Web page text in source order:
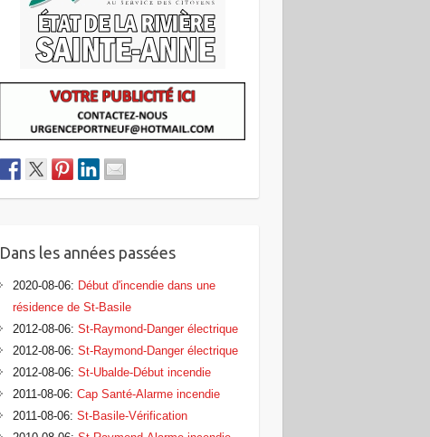
Dans les années passées
2020-08-06: Début d'incendie dans une
résidence de St-Basile
2012-08-06: St-Raymond-Danger électrique
2012-08-06: St-Raymond-Danger électrique
2012-08-06: St-Ubalde-Début incendie
2011-08-06: Cap Santé-Alarme incendie
2011-08-06: St-Basile-Vérification